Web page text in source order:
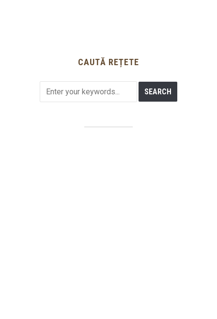
CAUTĂ REȚETE